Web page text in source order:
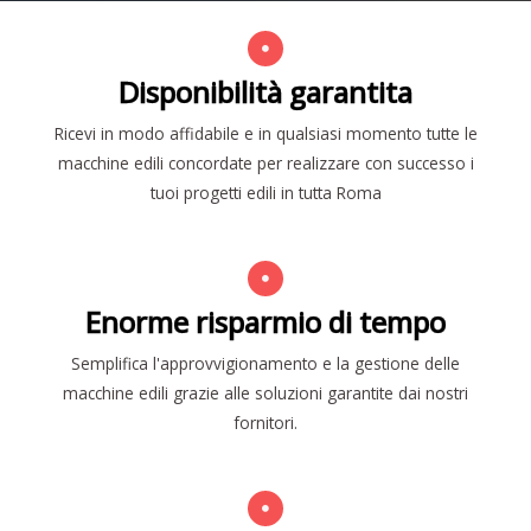
Disponibilità garantita
Ricevi in modo affidabile e in qualsiasi momento tutte le
macchine edili concordate per realizzare con successo i
tuoi progetti edili in tutta Roma
Enorme risparmio di tempo
Semplifica l'approvvigionamento e la gestione delle
macchine edili grazie alle soluzioni garantite dai nostri
fornitori.